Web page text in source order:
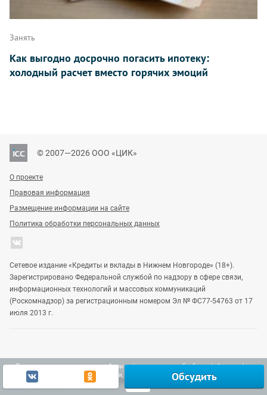
Продолжая использовать наш сайт, вы даёте согласие на обработку файлов cookie,
включая использование Яндекс.Метрики, в целях улучшения работы сайта.
Обсудить
Занять
Как выгодно досрочно погасить ипотеку:
холодный расчет вместо горячих эмоций
© 2007—2026 ООО «ЦИК»
О проекте
Правовая информация
Размещение информации на сайте
Политика обработки персональных данных
Сетевое издание «Кредиты и вклады в Нижнем Новгороде» (18+).
Зарегистрировано Федеральной службой по надзору в сфере связи,
информационных технологий и массовых коммуникаций
(Роскомнадзор) за регистрационным номером Эл № ФС77-54763 от 17
июля 2013 г.
Vgoroden DomostroyNN Gipernn